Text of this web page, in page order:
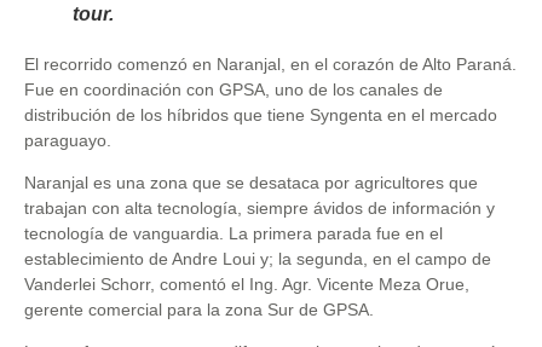
tour.
El recorrido comenzó en Naranjal, en el corazón de Alto Paraná.
Fue en coordinación con GPSA, uno de los canales de
distribución de los híbridos que tiene Syngenta en el mercado
paraguayo.
Naranjal es una zona que se desataca por agricultores que
trabajan con alta tecnología, siempre ávidos de información y
tecnología de vanguardia. La primera parada fue en el
establecimiento de Andre Loui y; la segunda, en el campo de
Vanderlei Schorr, comentó el Ing. Agr. Vicente Meza Orue,
gerente comercial para la zona Sur de GPSA.